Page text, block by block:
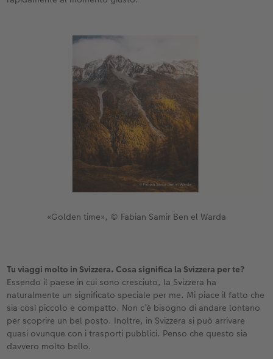
«Golden time», © Fabian Samir Ben el Warda
Tu viaggi molto in Svizzera. Cosa significa la Svizzera per te?
Essendo il paese in cui sono cresciuto, la Svizzera ha
naturalmente un significato speciale per me. Mi piace il fatto che
sia così piccolo e compatto. Non c’è bisogno di andare lontano
per scoprire un bel posto. Inoltre, in Svizzera si può arrivare
quasi ovunque con i trasporti pubblici. Penso che questo sia
davvero molto bello.